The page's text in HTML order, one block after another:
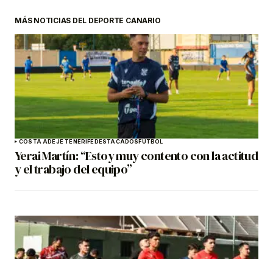
MÁS NOTICIAS DEL DEPORTE CANARIO
COSTA ADEJE TENERIFEDESTACADOSFÚTBOL
Yerai Martín: “Estoy muy contento con la actitud
y el trabajo del equipo”